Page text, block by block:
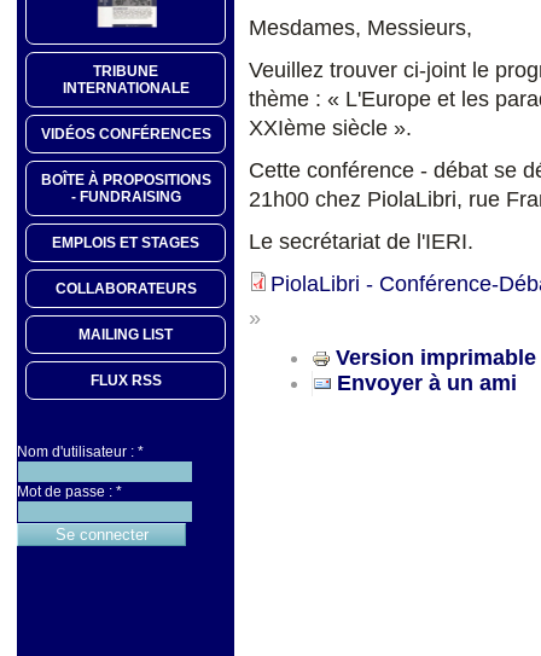
TRIBUNE
INTERNATIONALE
VIDÉOS CONFÉRENCES
BOÎTE À PROPOSITIONS
- FUNDRAISING
EMPLOIS ET STAGES
COLLABORATEURS
MAILING LIST
FLUX RSS
Nom d'utilisateur : *
Mot de passe : *
Mesdames, Messieurs,
Veuillez trouver ci-joint le
thème : « L'Europe et les
XXIème siècle ».
Cette conférence - débat se
21h00 chez PiolaLibri, rue
Le secrétariat de l'IERI.
PiolaLibri - Conférence-
»
Version imprimable
Envoyer à un ami